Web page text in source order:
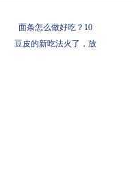
面条怎么做好吃？10
豆皮的新吃法火了，放